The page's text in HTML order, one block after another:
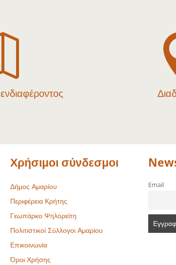
Χρήσιμοι σύνδεσμοι
Δήμος Αμαρίου
Περιφέρεια Κρήτης
Γεωπάρκο Ψηλορείτη
Πολιτιστικοί Σύλλογοι Αμαρίου
Επικοινωνία
Όροι Χρήσης
Email